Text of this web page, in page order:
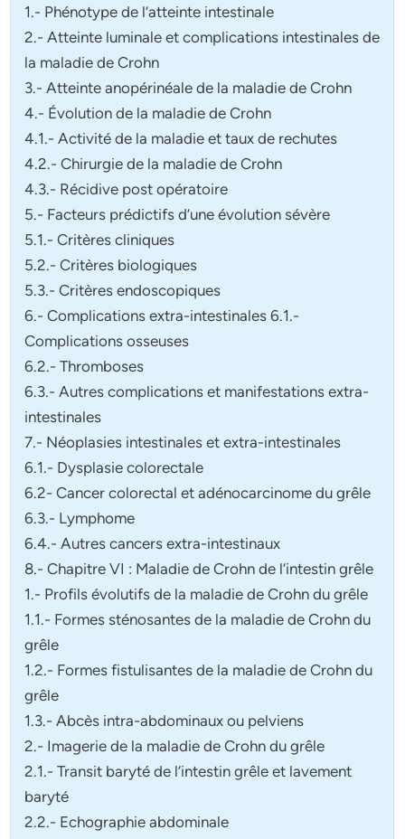
1.- Phénotype de l’atteinte intestinale
2.- Atteinte luminale et complications intestinales de
la maladie de Crohn
3.- Atteinte anopérinéale de la maladie de Crohn
4.- Évolution de la maladie de Crohn
4.1.- Activité de la maladie et taux de rechutes
4.2.- Chirurgie de la maladie de Crohn
4.3.- Récidive post opératoire
5.- Facteurs prédictifs d’une évolution sévère
5.1.- Critères cliniques
5.2.- Critères biologiques
5.3.- Critères endoscopiques
6.- Complications extra-intestinales 6.1.-
Complications osseuses
6.2.- Thromboses
6.3.- Autres complications et manifestations extra-
intestinales
7.- Néoplasies intestinales et extra-intestinales
6.1.- Dysplasie colorectale
6.2- Cancer colorectal et adénocarcinome du grêle
6.3.- Lymphome
6.4.- Autres cancers extra-intestinaux
8.- Chapitre VI : Maladie de Crohn de l’intestin grêle
1.- Profils évolutifs de la maladie de Crohn du grêle
1.1.- Formes sténosantes de la maladie de Crohn du
grêle
1.2.- Formes fistulisantes de la maladie de Crohn du
grêle
1.3.- Abcès intra-abdominaux ou pelviens
2.- Imagerie de la maladie de Crohn du grêle
2.1.- Transit baryté de l’intestin grêle et lavement
baryté
2.2.- Echographie abdominale